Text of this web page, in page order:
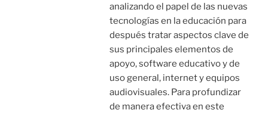
analizando el papel de las nuevas
tecnologías en la educación para
después tratar aspectos clave de
sus principales elementos de
apoyo, software educativo y de
uso general, internet y equipos
audiovisuales. Para profundizar
de manera efectiva en este